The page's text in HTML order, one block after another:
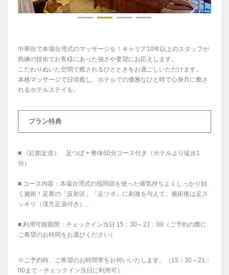
中華街で本場台湾式のマッサージを！キャリア10年以上のスタッフが
熟練の技術でお客様にあった強さや要望にお応えします。
こだわりぬいた空間で癒されるひとときをお過ごしいただけます。
本格マッサージで日頃癒し、ホテルでの優雅なひと時で心身共に癒さ
れるホテルステイを。
プラン特典
■.《紅館足道》 足つぼ + 整体60分コース付き（ホテルより徒歩1
分）
■.コース内容：本場台湾式の指関節を使った痛気持ちよくしっかり効
く施術！足裏の「反射区」「足ツボ」に刺激を与えて、施術後は足ス
ッキリ（漢方足湯付き）。
■.利用可能期間：チェックイン当日 15：30～21：00（ご予約の際に
ご希望のお時間をお選びください）
※ご予約時、ご希望のお時間帯をお伺いいたします。（15：30～21：
00まで・チェックイン当日に利用可）